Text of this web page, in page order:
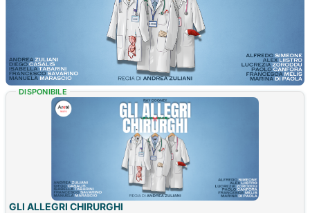
GLI ALLEGRI CHIRURGHI
DISPONIBILE